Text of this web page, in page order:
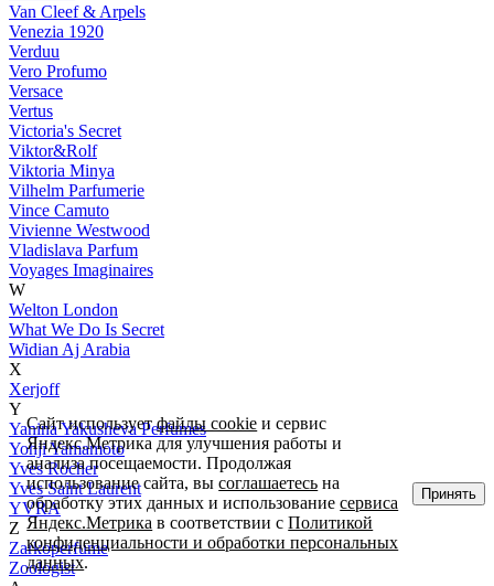
Van Cleef & Arpels
Venezia 1920
Verduu
Vero Profumo
Versace
Vertus
Victoria's Secret
Viktor&Rolf
Viktoria Minya
Vilhelm Parfumerie
Vince Camuto
Vivienne Westwood
Vladislava Parfum
Voyages Imaginaires
W
Welton London
What We Do Is Secret
Widian Aj Arabia
X
Xerjoff
Y
Yanina Yakusheva Perfumes
Yohji Yamamoto
Yves Rocher
Yves Saint Laurent
YVRA
Z
Zarkoperfume
Zoologist
Сайт используетфайлы cookie и сервис
Яндекс.Метрика для улучшения работы и
анализа посещаемости. Продолжая
использование сайта, высоглашаетесь на
обработку этих данных и использованиесервиса
Яндекс.Метрика в соответствии сПолитикой
конфиденциальности и обработки персональных
данных.
Принять